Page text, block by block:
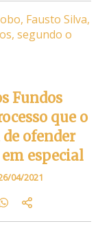
Fausto Silva,
segundo o
Fundos
que o
de ofender
especial
04/2021